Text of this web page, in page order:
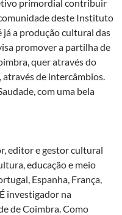
primordial contribuir
deste Instituto
a produção cultural das
promover a partilha de
quer através do
de intercâmbios.
com uma bela
editor e gestor cultural
educação e meio
Espanha, França,
investigador na
de Coimbra. Como